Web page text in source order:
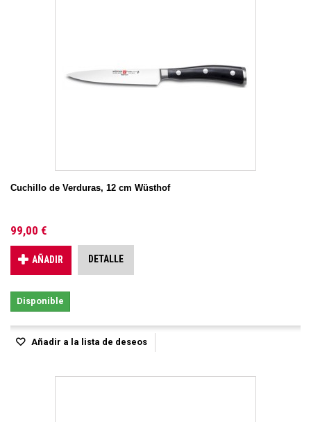
Cuchillo de Verduras, 12 cm Wüsthof
99,00 €
AÑADIR DETALLE
Disponible
Añadir a la lista de deseos